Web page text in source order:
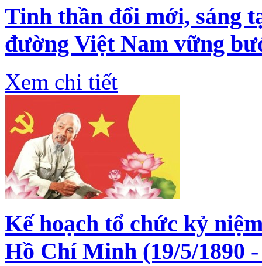
Tinh thần đổi mới, sáng
đường Việt Nam vững
Xem chi tiết
Kế hoạch tổ chức kỷ
Hồ Chí Minh (19/5/1890 -